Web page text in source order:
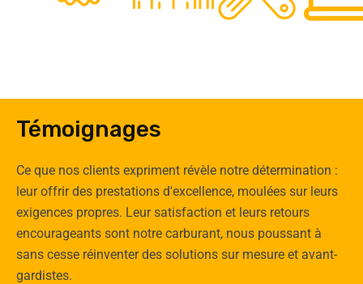
Experts
Témoignages
Ce que nos clients expriment révèle notre détermination :
leur offrir des prestations d'excellence, moulées sur leurs
exigences propres. Leur satisfaction et leurs retours
encourageants sont notre carburant, nous poussant à
sans cesse réinventer des solutions sur mesure et avant-
gardistes.